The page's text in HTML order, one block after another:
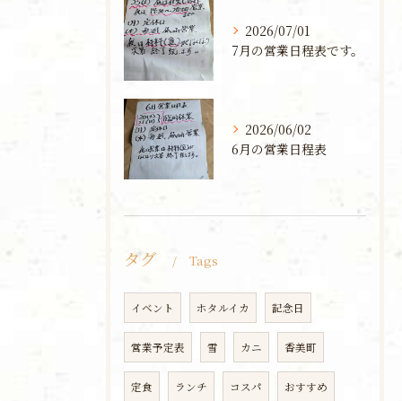
2026/07/01
7月の営業日程表です。
2026/06/02
6月の営業日程表
タグ Tags
イベント ホタルイカ 記念日
営業予定表 雪 カニ 香美町
定食 ランチ コスパ おすすめ